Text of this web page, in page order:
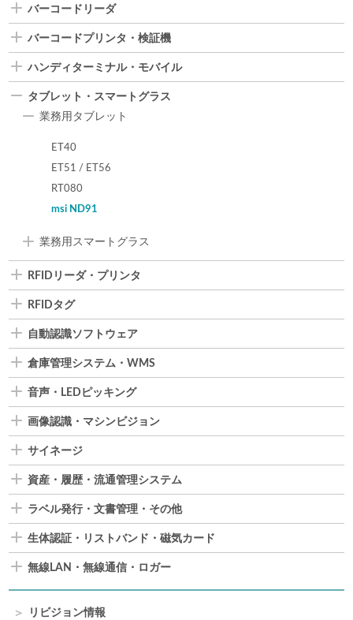
バーコードリーダ
バーコードプリンタ・検証機
ハンディターミナル・モバイル
タブレット・スマートグラス
業務用タブレット
ET40
ET51 / ET56
RT080
msi ND91
業務用スマートグラス
RFIDリーダ・プリンタ
RFIDタグ
自動認識ソフトウェア
倉庫管理システム・WMS
音声・LEDピッキング
画像認識・マシンビジョン
サイネージ
資産・履歴・流通管理システム
ラベル発行・文書管理・その他
生体認証・リストバンド・磁気カード
無線LAN・無線通信・ロガー
リビジョン情報